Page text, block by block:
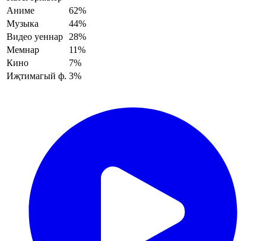
Аниме
62%
Музыка
44%
Видео уеннар
28%
Мемнар
11%
Кино
7%
Иҗтимагый ф. 3%